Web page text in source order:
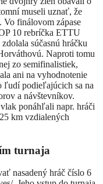
museli uznať, že
Vo finálovom zápase
10 rebríčka ETTU
súčasnú hráčku
Naproti tomu
zo semifinalistiek,
ani na vyhodnotenie
ľudí podieľajúcich sa na
a návštevníkov.
ponáhľali napr. hráči
km vzdialených
turnaja
nasadený hráč číslo 6